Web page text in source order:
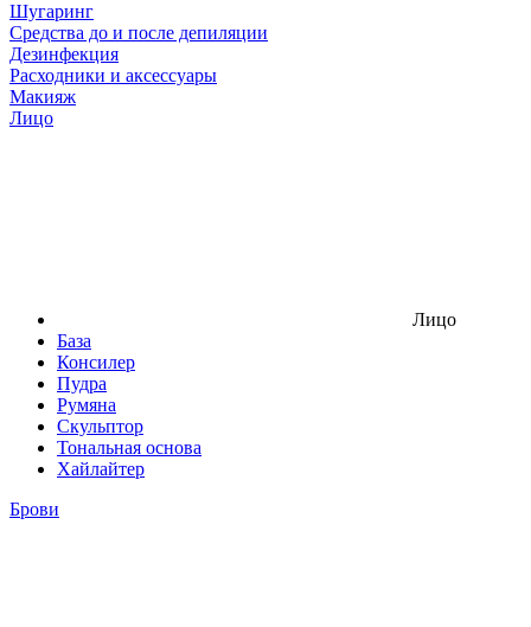
Шугаринг
Средства до и после депиляции
Дезинфекция
Расходники и аксессуары
Макияж
Лицо
Лицо
База
Консилер
Пудра
Румяна
Скульптор
Тональная основа
Хайлайтер
Брови